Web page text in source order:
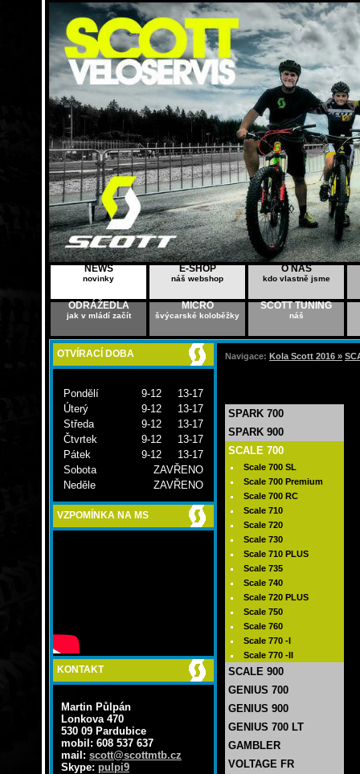
NEWS
novinky
E-SHOP
náš webshop
O NÁS
kdo vlastně jsme
ODRÁŽEDLA
jak v mládí začít
MICRO
švýcarské koloběžky
SCOTT TUNING
náš
OTVÍRACÍ DOBA
Pondělí
9-12 13-17
Úterý
9-12 13-17
Středa
9-12 13-17
Čtvrtek
9-12 13-17
Pátek
9-12 13-17
Sobota
ZAVŘENO
Neděle
ZAVŘENO
VZPOMÍNKA NA MS
KONTAKT
Martin Půlpán
Lonkova 470
530 09 Pardubice
mobil: 608 537 637
mail: scott@scottmtb.cz
Skype: pulpi9
Navigace: Kola Scott 2016 »
SPARK 700
SPARK 900
SCALE 700
Scale 700 SL
Scale 700 Premium
Scale 700 RC
Scale 710
Scale 720
Scale 730
Scale 710 PLUS
Scale 735
Scale 740
Scale 720 PLUS
Scale 750
Scale 760
Scale 770 -I
Scale 770 -II
SCALE 900
GENIUS 700
GENIUS 900
GENIUS 700 LT
GAMBLER
VOLTAGE FR